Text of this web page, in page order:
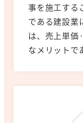
事を施工する
である建設業
は、売上単価
なメリットで